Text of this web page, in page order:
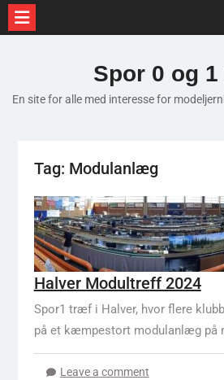
Spor 0 og 1
En site for alle med interesse for
Tag: Modulanlæg
Halver Modultreff 2024
Spor1 træf i Halver, hvor flere
på et kæmpestort modulanlæg på
Leave a comment